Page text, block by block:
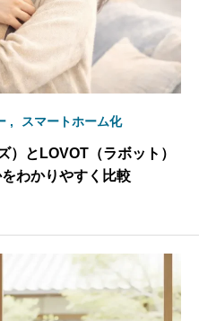
スマートホーム化
とLOVOT（ラボット）
わかりやすく比較